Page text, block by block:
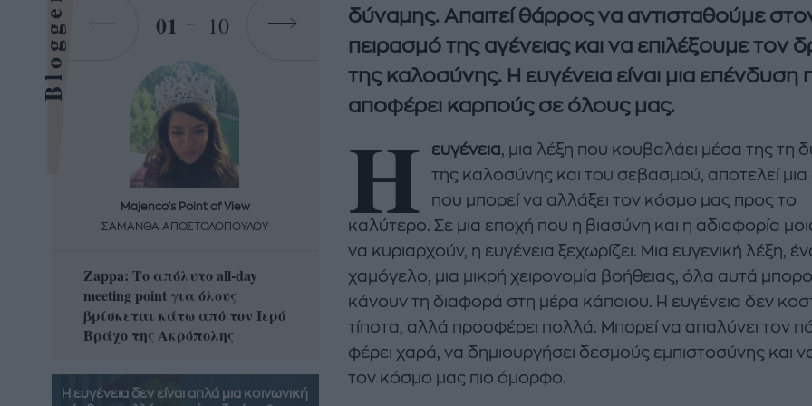
δύναμης. Απαιτεί θάρρος να αντισταθούμε
πειρασμό της αγένειας και να επιλέξουμε τον
της καλοσύνης. Η ευγένεια είναι μια επένδυση
αποφέρει καρπούς σε όλους μας.
Η ευγένεια, μια λέξη που κουβαλάει μέσα της τη
της καλοσύνης και του σεβασμού, αποτελεί μια
που μπορεί να αλλάξει τον κόσμο μας προς το
καλύτερο. Σε μια εποχή που η βιασύνη και η αδιαφορία
να κυριαρχούν, η ευγένεια ξεχωρίζει. Μια ευγενική λέξη,
χαμόγελο, μια μικρή χειρονομία βοήθειας, όλα αυτά
κάνουν τη διαφορά στη μέρα κάποιου. Η ευγένεια δεν
τίποτα, αλλά προσφέρει πολλά. Μπορεί να απαλύνει τον
φέρει χαρά, να δημιουργήσει δεσμούς εμπιστοσύνης και
τον κόσμο μας πιο όμορφο.
Bloggers 01 10
Majenco's Point of View
ΣΑΜΑΝΘΑ ΑΠΟΣΤΟΛΟΠΟΥΛΟΥ
Zappa: Το απόλυτο all-day
meeting point για όλους
βρίσκεται κάτω από τον Ιερό
Βράχο της Ακρόπολης
Majenco's Point of View
ΣΑΜΑΝΘΑ ΑΠΟΣΤΟΛΟΠΟΥΛΟΥ
Η απόλυτη καλοκαιρινή
δροσερή σαλάτα με
καρπούζι, φέτα και φράουλες
που θα λατρέψετε
A STORY BY KORI
ΔΑΦΝΗ ΚΑΡΑΒΟΚΥΡΗ
Nτίνα Νικολάου: «Όταν
έπαθα την πρώτη κρίση
πανικού νόμιζα πως θα
πεθάνω»
Η ευγένεια δεν είναι απλά μια κοινωνική